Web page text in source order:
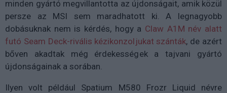
minden gyártó megvillantotta az újdonságait, amik közül
persze az MSI sem maradhatott ki. A legnagyobb
dobásuknak nem is kérdés, hogy a Claw A1M név alatt
futó Seam Deck-rivális kézikonzoljukat szánták, de azért
bőven akadtak még érdekességek a tajvani gyártó
újdonságainak a sorában.
Ilyen volt például Spatium M580 Frozr Liquid névre